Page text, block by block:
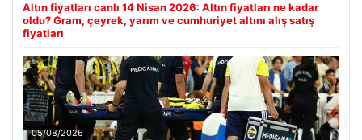
Altın fiyatları canlı 14 Nisan 2026: Altın fiyatları ne kadar
oldu? Gram, çeyrek, yarım ve cumhuriyet altını alış satış
fiyatları
05/08/2026